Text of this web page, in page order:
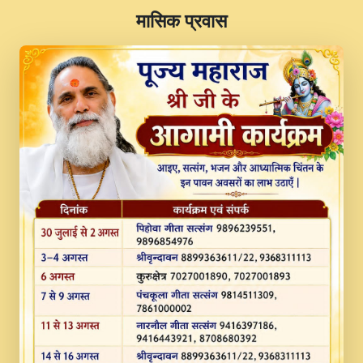
JINU SATGURU AAP BULAVE by Rasik
Pawan ji 20-11-19 Sankirtan At VEER JI
PRABHU KUTEER CHANNEL.mp3
Kina Sohna Tera Bhawan Sajaya Mata
Vaishno Devi Aarti Mata Rani Bhajan By
Lakhwinder Wadali Ji.mp3
MERE MANN VICH KANTH KALER
NEW PUNAJBI DEVOTIONAL SONG 2017
FULL VIDEO HD.mp3
Na To Roop Hai Bindu Ji Maharaj Pad - A
Divine Bhajan by Shri Indresh Ji
#BhaktiPath.mp3
Radha Rani Ki Kirpa Best Devotional
Song By Chitra Vichitra.mp3
​मासिक प्रवास